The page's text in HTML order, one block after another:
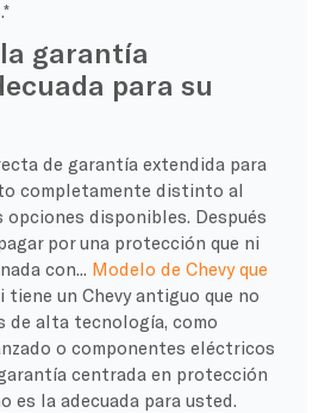
garantía
para su
de garantía extendida para
completamente distinto al
disponibles. Después
por una protección que ni
con... Modelo de Chevy que
tiene un Chevy antiguo que no
de alta tecnología, como
o componentes eléctricos
centrada en protección
es la adecuada para usted.